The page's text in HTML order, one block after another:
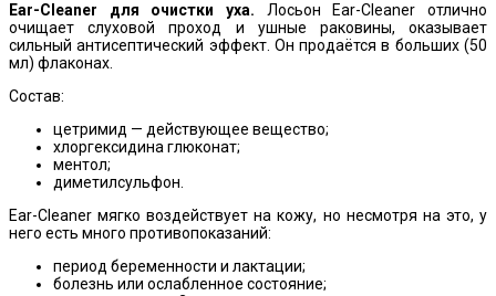
Ear-Cleaner для очистки уха. Лосьон Ear-Cleaner отлично
очищает слуховой проход и ушные раковины, оказывает
сильный антисептический эффект. Он продаётся в больших (50
мл) флаконах.
Состав:
цетримид — действующее вещество;
хлоргексидина глюконат;
ментол;
диметилсульфон.
Ear-Cleaner мягко воздействует на кожу, но несмотря на это, у
него есть много противопоказаний:
период беременности и лактации;
болезнь или ослабленное состояние;